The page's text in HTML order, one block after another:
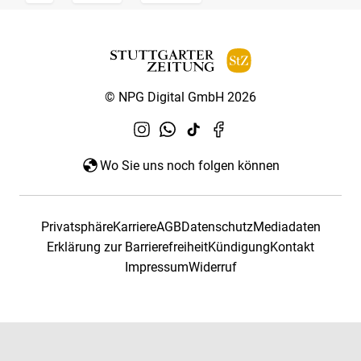
© NPG Digital GmbH 2026
Wo Sie uns noch folgen können
PrivatsphäreKarriereAGBDatenschutzMediadaten
Erklärung zur BarrierefreiheitKündigungKontakt
ImpressumWiderruf